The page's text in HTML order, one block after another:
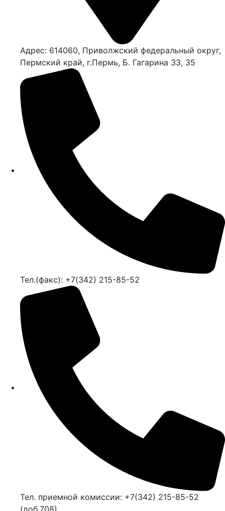
Адрес: 614060, Приволжский федеральный округ,
Пермский край, г.Пермь, Б. Гагарина 33, 35
Тел.(факс): +7(342) 215-85-52
Тел. приемной комиссии: +7(342) 215-85-52